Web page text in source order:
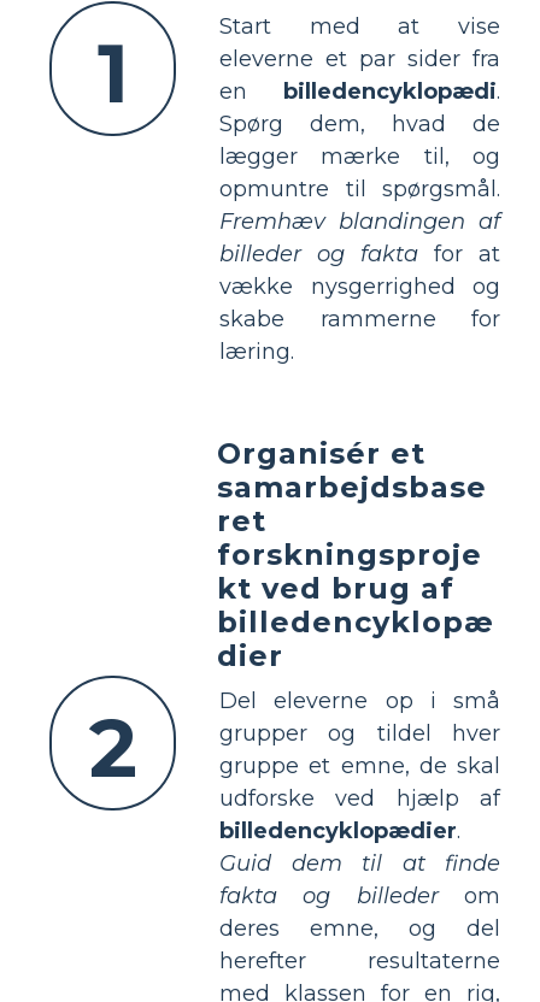
1
Start med at vise
eleverne et par sider fra
en
billedencyklopædi.
Spørg dem, hvad de
lægger mærke til, og
opmuntre til spørgsmål.
Fremhæv blandingen af
billeder og fakta for at
vække nysgerrighed og
skabe rammerne for
læring.
2
Organisér et
samarbejdsbase
ret
forskningsproje
kt ved brug af
billedencyklopæ
dier
Del eleverne op i små
grupper og tildel hver
gruppe et emne, de skal
udforske ved hjælp af
billedencyklopædier.
Guid dem til at finde
fakta og billederom
deres emne, og del
herefter resultaterne
med klassen for en rig,